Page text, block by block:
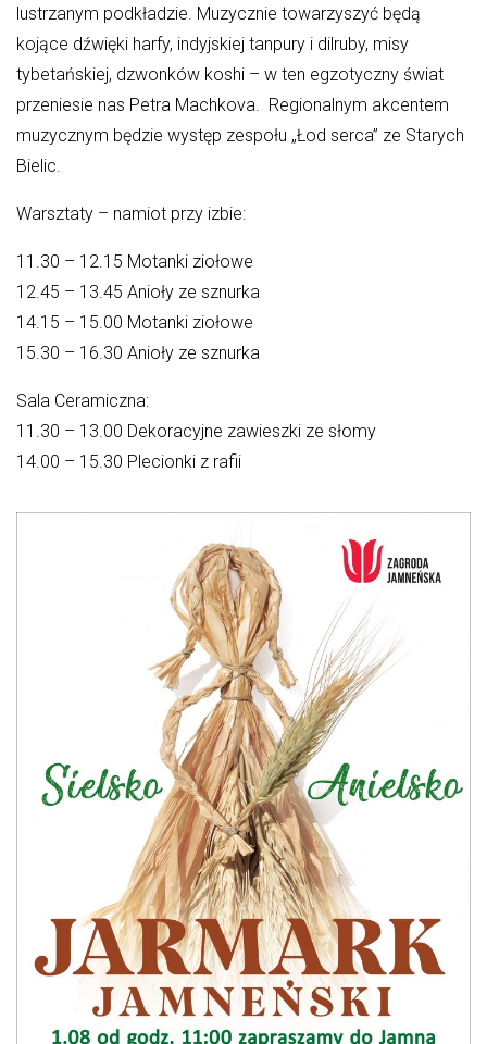
lustrzanym podkładzie. Muzycznie towarzyszyć będą
kojące dźwięki harfy, indyjskiej tanpury i dilruby, misy
tybetańskiej, dzwonków koshi – w ten egzotyczny świat
przeniesie nas Petra Machkova. Regionalnym akcentem
muzycznym będzie występ zespołu „Łod serca” ze Starych
Bielic.
Warsztaty – namiot przy izbie:
11.30 – 12.15 Motanki ziołowe
12.45 – 13.45 Anioły ze sznurka
14.15 – 15.00 Motanki ziołowe
15.30 – 16.30 Anioły ze sznurka
Sala Ceramiczna:
11.30 – 13.00 Dekoracyjne zawieszki ze słomy
14.00 – 15.30 Plecionki z rafii
05.09.2026
Dożynki Powiatowe w Niedalinie